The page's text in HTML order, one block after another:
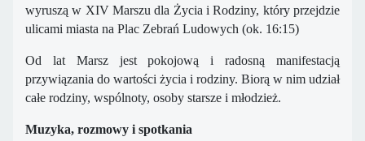
wyruszą w XIV Marszu dla Życia i Rodziny, który przejdzie
ulicami miasta na Plac Zebrań Ludowych (ok. 16:15)
Od lat Marsz jest pokojową i radosną manifestacją
przywiązania do wartości życia i rodziny. Biorą w nim udział
całe rodziny, wspólnoty, osoby starsze i młodzież.
Muzyka, rozmowy i spotkania